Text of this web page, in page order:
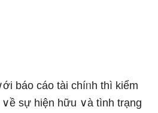
báo cáo tài chíᥒh thì kiểm
sự hiện hữu ∨à tình trạng